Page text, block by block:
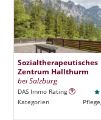
Sozialtherapeutisches
Zentrum Hallthurm
bei Salzburg
DAS Immo Rating
Kategorien